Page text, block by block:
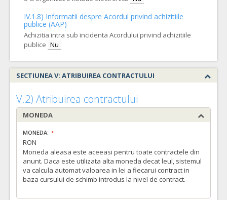
IV.1.8) Informatii despre Acordul privind achizitiile
publice (AAP)
Achizitia intra sub incidenta Acordului privind achizitiile
publice Nu
SECTIUNEA V: ATRIBUIREA CONTRACTULUI
V.2) Atribuirea contractului
MONEDA
MONEDA:
RON
Moneda aleasa este aceeasi pentru toate contractele din
anunt. Daca este utilizata alta moneda decat leul, sistemul
va calcula automat valoarea in lei a fiecarui contract in
baza cursului de schimb introdus la nivel de contract.